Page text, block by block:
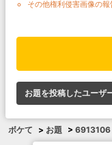
その他権利侵害画像の報
お題を投稿したユーザ
ボケて > お題 > 6913106